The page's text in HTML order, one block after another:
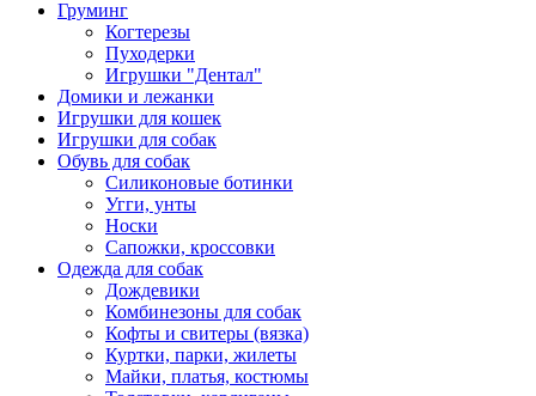
Груминг
Когтерезы
Пуходерки
Игрушки "Дентал"
Домики и лежанки
Игрушки для кошек
Игрушки для собак
Обувь для собак
Силиконовые ботинки
Угги, унты
Носки
Сапожки, кроссовки
Одежда для собак
Дождевики
Комбинезоны для собак
Кофты и свитеры (вязка)
Куртки, парки, жилеты
Майки, платья, костюмы